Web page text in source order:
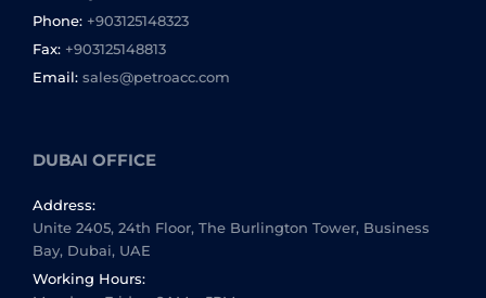
Phone: +903125148323
Fax: +903125148813
Email: sales@petroacc.com
DUBAI OFFICE
Address:
Unite 2405, 24th Floor, The Burlington Tower, Business
Bay, Dubai, UAE
Working Hours: